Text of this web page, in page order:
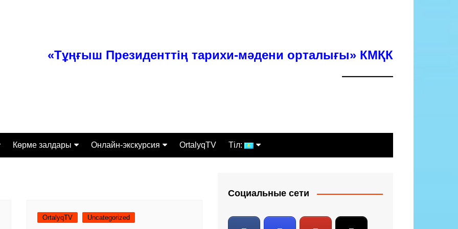
«Тұңғыш Президенттің тарихи-мәдени орталығы» КМҚК
Ғылыми-зерттеумен қамту
Көрме залдары
Қазақстанның құрыш
келбеті
Онлайн-экскурсия OrtalyqTV Тіл:
English
OrtalyqTV Uncategorized
Социальные сети